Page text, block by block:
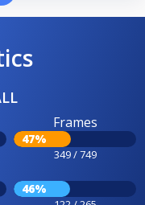
Frames
47%
349 / 749
46%